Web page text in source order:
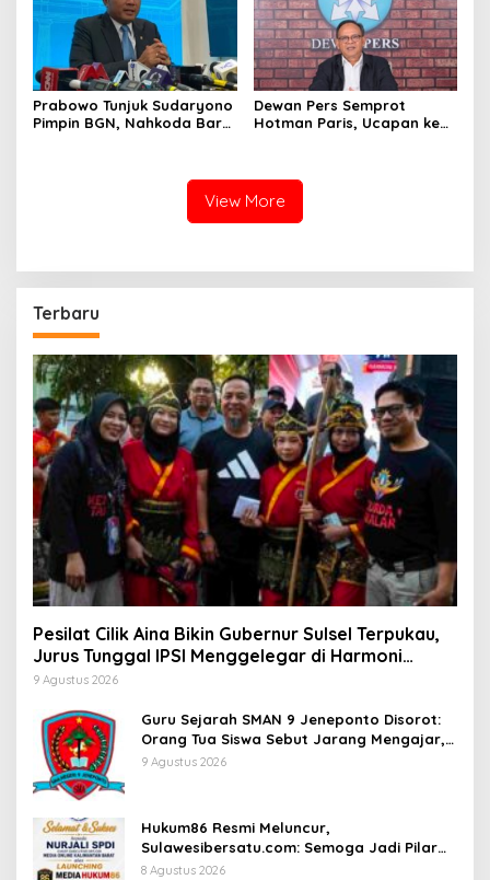
Prabowo Tunjuk Sudaryono
Pimpin BGN, Nahkoda Baru
Dewan Pers Semprot
Hotman Paris, Ucapan ke
View More
Terbaru
Pesilat Cilik Aina Bikin Gubernur Sulsel Terpukau,
Jurus Tunggal IPSI Menggelegar di Harmoni
Kemanusiaan
9 Agustus 2026
Guru Sejarah SMAN 9 Jeneponto Disorot:
Orang Tua Siswa Sebut Jarang Mengajar,
Sekolah Bungkam
9 Agustus 2026
Hukum86 Resmi Meluncur,
Sulawesibersatu.com: Semoga Jadi Pilar
Informasi Hukum yang Berintegritas
8 Agustus 2026